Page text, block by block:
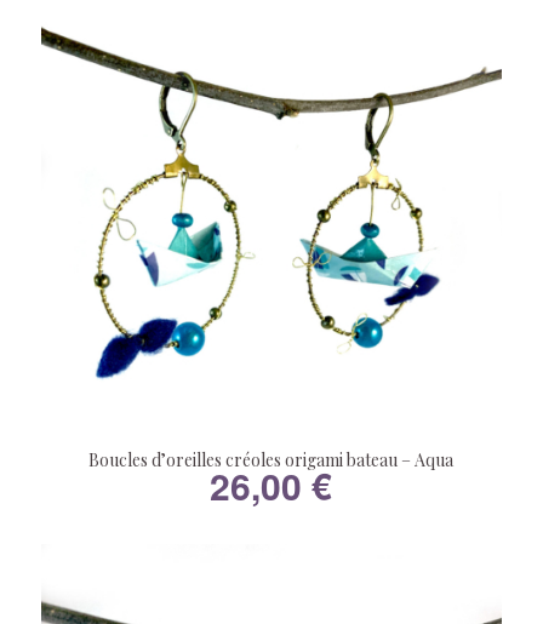
Boucles d’oreilles créoles origami bateau – Aqua
26,00€